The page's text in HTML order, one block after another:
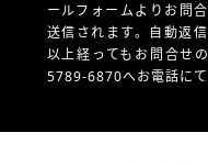
ールフォームよりお問
送信されます。自動返
以上経ってもお問合せ
5789-6870へお電話にて